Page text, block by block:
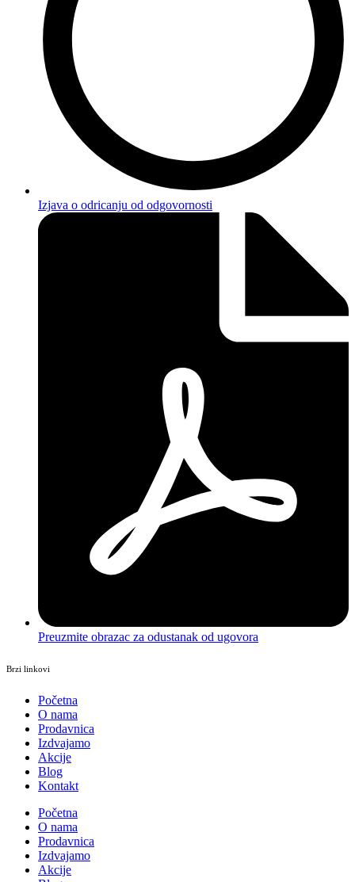
Izjava o odricanju od odgovornosti
Preuzmite obrazac za odustanak od ugovora
Brzi linkovi
Početna
O nama
Prodavnica
Izdvajamo
Akcije
Blog
Kontakt
Početna
O nama
Prodavnica
Izdvajamo
Akcije